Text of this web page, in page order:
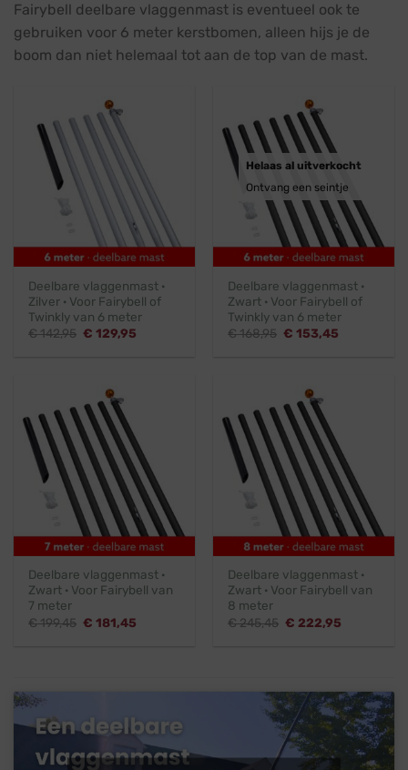
Fairybell deelbare vlaggenmast is eventueel ook te
gebruiken voor 6 meter kerstbomen, alleen hijs je de
boom dan niet helemaal tot aan de top van de mast.
Deelbare vlaggenmast ·
Zilver · Voor Fairybell of
Twinkly van 6 meter
€142,95 Oorspronkelijke
€ 129,95
Helaas al uitverkocht
Ontvang een seintje
Deelbare vlaggenmast ·
Zwart · Voor Fairybell of
Twinkly van 6 meter
€168,95 Oorspronkelijke
€ 153,45
Deelbare vlaggenmast ·
Zwart · Voor Fairybell van
7 meter
€199,45 Oorspronkelijke
€ 181,45
Deelbare vlaggenmast ·
Zwart · Voor Fairybell van
8 meter
€245,45 Oorspronkelijke
€ 222,95